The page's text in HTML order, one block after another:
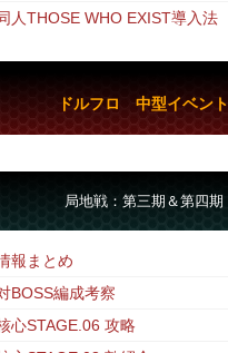
人THOSE WHO EXIST導入法
ドルフロ 中型イベント
局地戦：第三期＆第四期
報まとめ
BOSS編成考察
心STAGE.06 攻略